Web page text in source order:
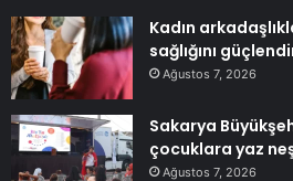
Kadın
sağlığını
Ağustos 7, 2026
Sakarya
çocuklara yaz
Ağustos 7, 2026